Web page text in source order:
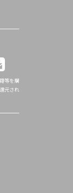
等を購
元され